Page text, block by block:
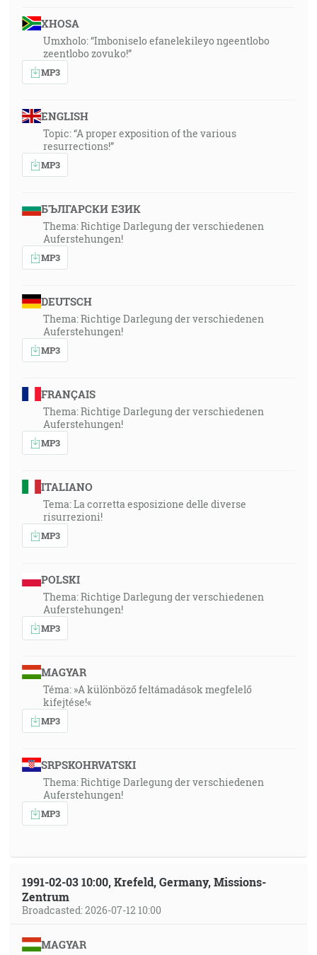
XHOSA
Umxholo: “Imboniselo efanelekileyo ngeentlobo
zeentlobo zovuko!”
MP3
ENGLISH
Topic: “A proper exposition of the various
resurrections!”
MP3
БЪЛГАРСКИ ЕЗИК
Thema: Richtige Darlegung der verschiedenen
Auferstehungen!
MP3
DEUTSCH
Thema: Richtige Darlegung der verschiedenen
Auferstehungen!
MP3
FRANÇAIS
Thema: Richtige Darlegung der verschiedenen
Auferstehungen!
MP3
ITALIANO
Tema: La corretta esposizione delle diverse
risurrezioni!
MP3
POLSKI
Thema: Richtige Darlegung der verschiedenen
Auferstehungen!
MP3
MAGYAR
Téma: »A különböző feltámadások megfelelő
kifejtése!«
MP3
SRPSKOHRVATSKI
Thema: Richtige Darlegung der verschiedenen
Auferstehungen!
MP3
1991-02-03 10:00, Krefeld, Germany, Missions-
Zentrum
Broadcasted: 2026-07-12 10:00
MAGYAR